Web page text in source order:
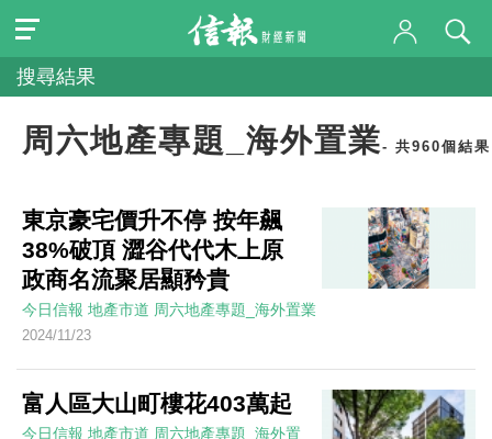
搜尋結果
周六地產專題_海外置業- 共960個結果
東京豪宅價升不停 按年飆
38%破頂 澀谷代代木上原
政商名流聚居顯矜貴
今日信報 地產市道 周六地產專題_海外置業
2024/11/23
富人區大山町樓花403萬起
今日信報 地產市道 周六地產專題_海外置